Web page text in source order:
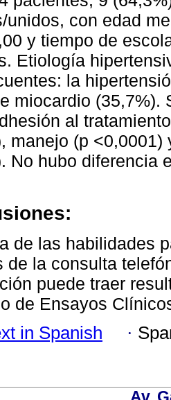
unidos, con edad
y tiempo de
Etiología
la
miocardio (35,7%).
al
manejo (p
No hubo diferencia
de las habilidades
de la consulta
puede traer
de Ensayos
in Spanish ·